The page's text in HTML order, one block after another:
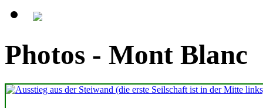
Photos - Mont Blanc